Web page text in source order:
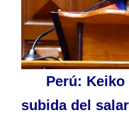
Perú:
subida del